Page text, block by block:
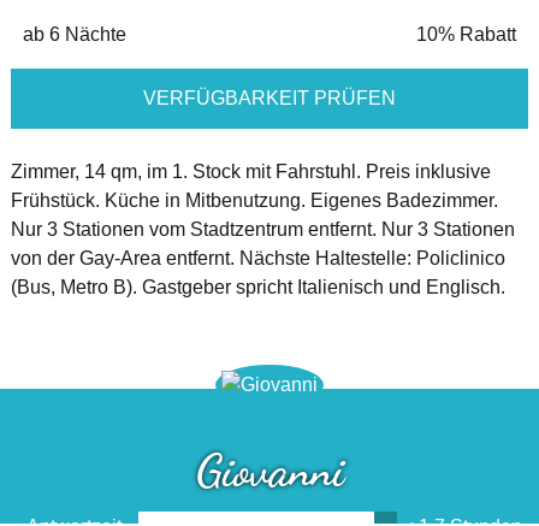
ab 6 Nächte 10% Rabatt
VERFÜGBARKEIT PRÜFEN
Zimmer, 14 qm, im 1. Stock mit Fahrstuhl. Preis inklusive
Frühstück. Küche in Mitbenutzung. Eigenes Badezimmer.
Nur 3 Stationen vom Stadtzentrum entfernt. Nur 3 Stationen
von der Gay-Area entfernt. Nächste Haltestelle: Policlinico
(Bus, Metro B). Gastgeber spricht Italienisch und Englisch.
Giovanni